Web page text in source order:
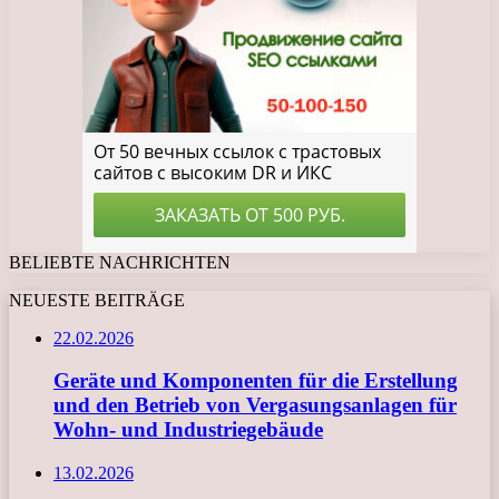
BELIEBTE NACHRICHTEN
NEUESTE BEITRÄGE
22.02.2026
Geräte und Komponenten für die Erstellung
und den Betrieb von Vergasungsanlagen für
Wohn- und Industriegebäude
13.02.2026